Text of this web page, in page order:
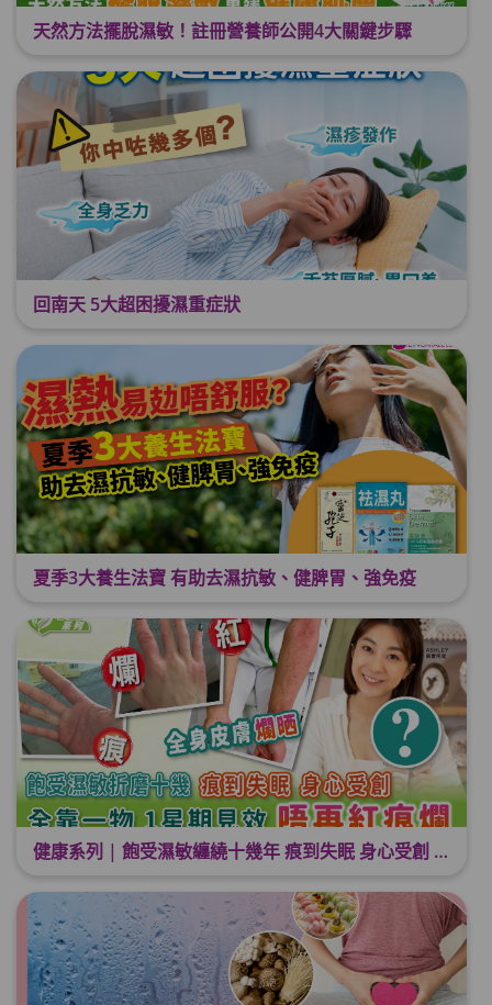
天然方法擺脫濕敏！註冊營養師公開4大關鍵步驟
回南天 5大超困擾濕重症狀
夏季3大養生法寶 有助去濕抗敏、健脾胃、強免疫
健康系列 | 飽受濕敏纏繞十幾年 痕到失眠 身心受創 | 全靠一物 1星期提升免疫力 唔再紅痕爛